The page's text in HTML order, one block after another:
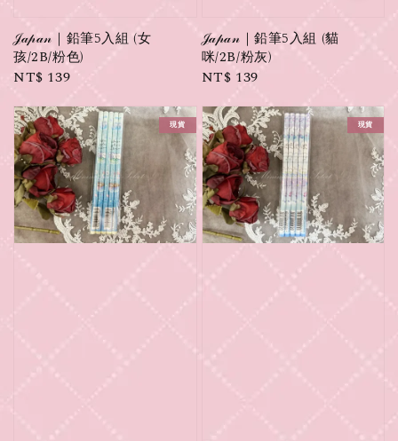
𝒥𝒶𝓅𝒶𝓃｜鉛筆5入組 (女
孩/2B/粉色)
Regular
NT$ 139
𝒥𝒶𝓅𝒶𝓃｜鉛筆5入組 (貓
咪/2B/粉灰)
Regular
NT$ 139
現貨 現貨